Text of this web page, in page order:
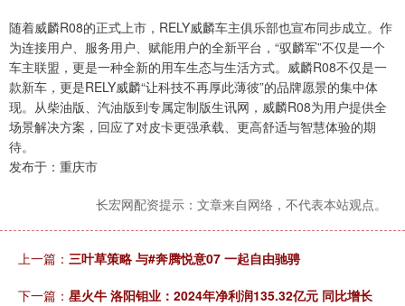
随着威麟R08的正式上市，RELY威麟车主俱乐部也宣布同步成立。作
为连接用户、服务用户、赋能用户的全新平台，“驭麟军”不仅是一个
车主联盟，更是一种全新的用车生态与生活方式。威麟R08不仅是一
款新车，更是RELY威麟“让科技不再厚此薄彼”的品牌愿景的集中体
现。从柴油版、汽油版到专属定制版生讯网，威麟R08为用户提供全
场景解决方案，回应了对皮卡更强承载、更高舒适与智慧体验的期
待。
发布于：重庆市
长宏网配资提示：文章来自网络，不代表本站观点。
上一篇： 三叶草策略 与#奔腾悦意07 一起自由驰骋
下一篇： 星火牛 洛阳钼业：2024年净利润135.32亿元 同比增长